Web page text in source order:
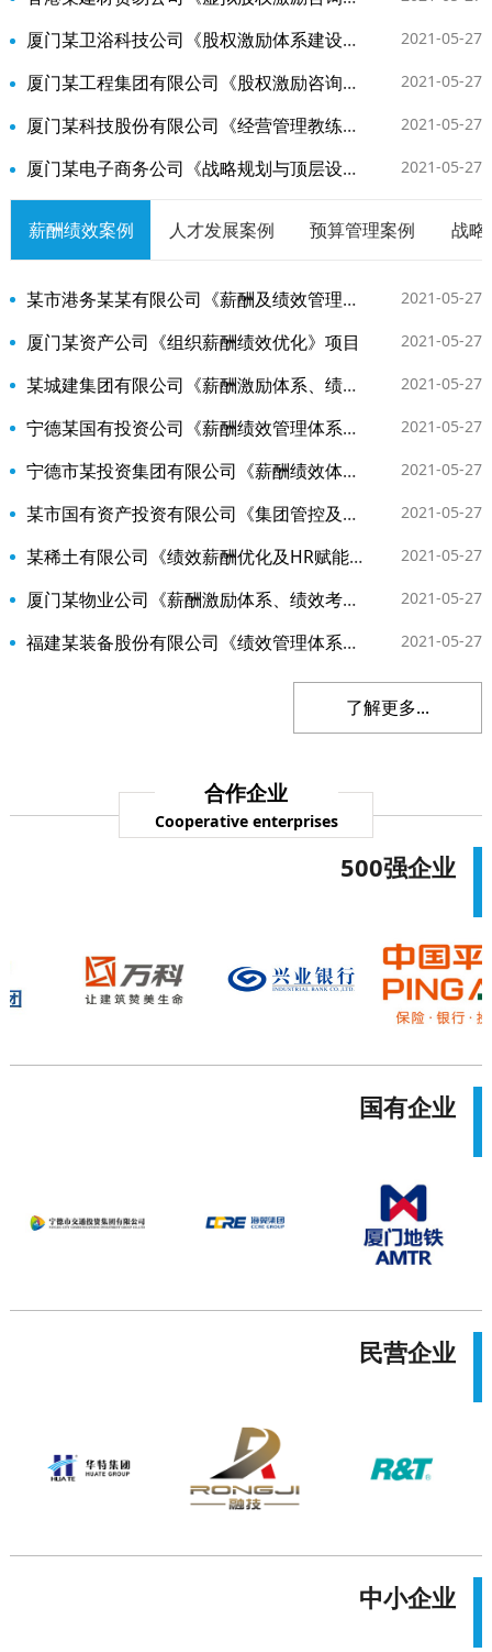
厦门某卫浴科技公司《股权激励体系建设咨询》项目 2021-05-27
厦门某工程集团有限公司《股权激励咨询》项目 2021-05-27
厦门某科技股份有限公司《经营管理教练辅导》项目 2021-05-27
厦门某电子商务公司《战略规划与顶层设计》项目 2021-05-27
薪酬绩效案例 人才发展案例 预算管理案例 战略
某市港务某某有限公司《薪酬及绩效管理体系建设咨询》项目 2021-05-27
厦门某资产公司《组织薪酬绩效优化》项目 2021-05-27
某城建集团有限公司《薪酬激励体系、绩效管理体系优化咨询》项目 2021-05-27
宁德某国有投资公司《薪酬绩效管理体系优化咨询》项目 2021-05-27
宁德市某投资集团有限公司《薪酬绩效体系优化》项目 2021-05-27
某市国有资产投资有限公司《集团管控及组织绩效薪酬》项目 2021-05-27
某稀土有限公司《绩效薪酬优化及HR赋能咨询》项目 2021-05-27
厦门某物业公司《薪酬激励体系、绩效考核体系规划服务 》项目 2021-05-27
福建某装备股份有限公司《绩效管理体系咨询》项目 2021-05-27
了解更多...
合作企业
Cooperative enterprises
500强企业
国有企业
民营企业
中小企业